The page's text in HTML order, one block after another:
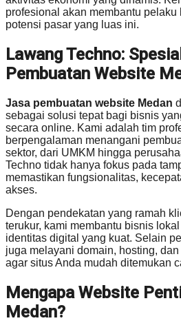
profesional akan membantu
potensi pasar yang luas ini.
Lawang Techno:
Pembuatan Website
Jasa pembuatan website Medan
sebagai solusi tepat bagi bisnis
secara online. Kami adalah tim
berpengalaman menangani
sektor, dari UMKM hingga
Techno tidak hanya fokus pada
memastikan fungsionalitas,
akses.
Dengan pendekatan yang ramah
terukur, kami membantu bisnis
identitas digital yang kuat. Selain
juga melayani domain, hosting,
agar situs Anda mudah ditemukan
Mengapa Website
Medan?